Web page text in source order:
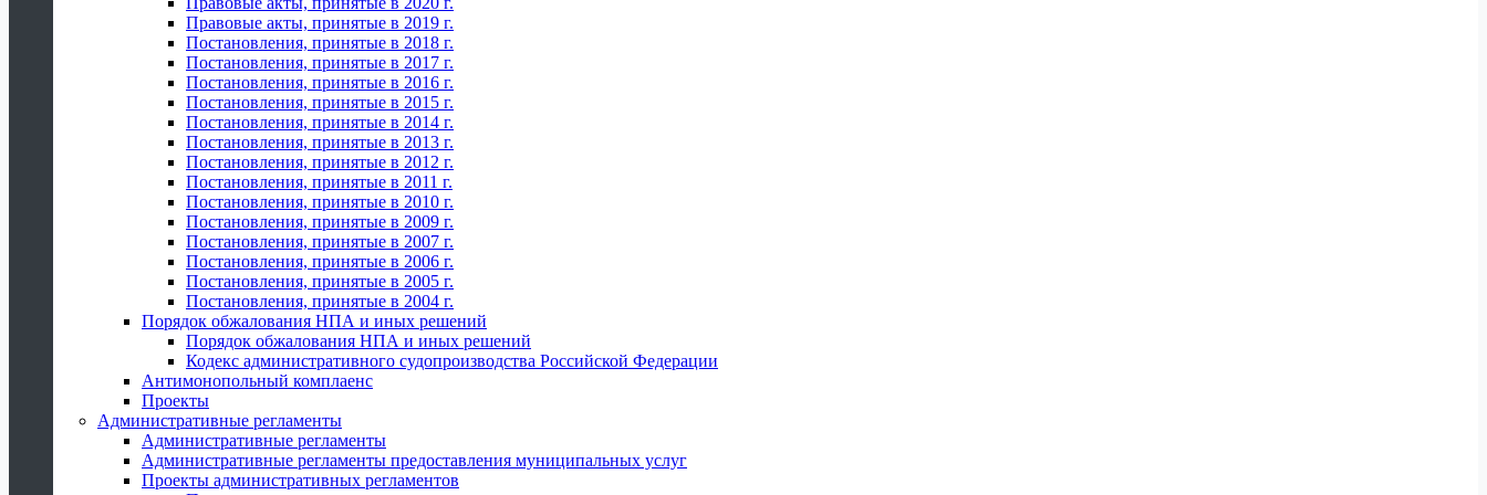
Правовые акты, принятые в 2019 г.
Постановления, принятые в 2018 г.
Постановления, принятые в 2017 г.
Постановления, принятые в 2016 г.
Постановления, принятые в 2015 г.
Постановления, принятые в 2014 г.
Постановления, принятые в 2013 г.
Постановления, принятые в 2012 г.
Постановления, принятые в 2011 г.
Постановления, принятые в 2010 г.
Постановления, принятые в 2009 г.
Постановления, принятые в 2007 г.
Постановления, принятые в 2006 г.
Постановления, принятые в 2005 г.
Постановления, принятые в 2004 г.
Порядок обжалования НПА и иных решений
Порядок обжалования НПА и иных решений
Кодекс административного судопроизводства Российской Федерации
Антимонопольный комплаенс
Проекты
Административные регламенты
Административные регламенты
Административные регламенты предоставления муниципальных услуг
Проекты административных регламентов